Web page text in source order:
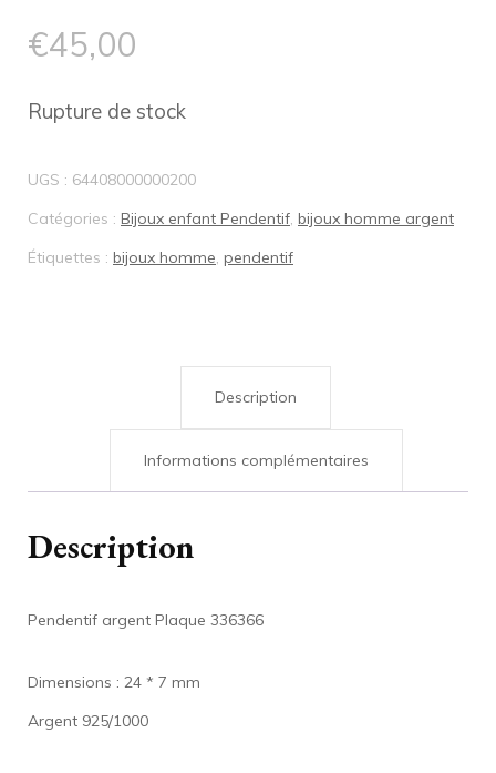
€45,00
Rupture de stock
UGS : 64408000000200
Catégories : Bijoux enfant Pendentif, bijoux homme argent
Étiquettes : bijoux homme, pendentif
Description
Informations complémentaires
Description
Pendentif argent Plaque 336366
Dimensions : 24 * 7 mm
Argent 925/1000